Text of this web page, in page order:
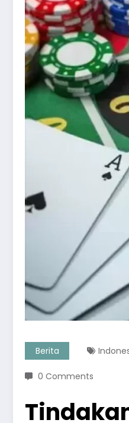
Berita
0 Comments